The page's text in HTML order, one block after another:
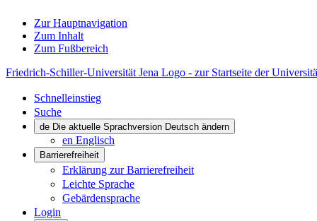
Zur Hauptnavigation
Zum Inhalt
Zum Fußbereich
Friedrich-Schiller-Universität Jena Logo - zur Startseite der
Schnelleinstieg
Suche
de Die aktuelle Sprachversion Deutsch ändern
en Englisch
Barrierefreiheit
Erklärung zur Barrierefreiheit
Leichte Sprache
Gebärdensprache
Login